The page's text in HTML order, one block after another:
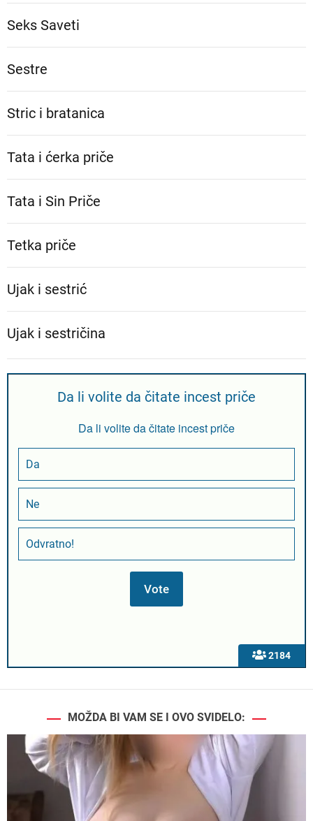
Seks Saveti
Sestre
Stric i bratanica
Tata i ćerka priče
Tata i Sin Priče
Tetka priče
Ujak i sestrić
Ujak i sestričina
2184
Da li volite da čitate incest priče
Da li volite da čitate incest priče
Da
Ne
Odvratno!
MOŽDA BI VAM SE I OVO SVIDELO: